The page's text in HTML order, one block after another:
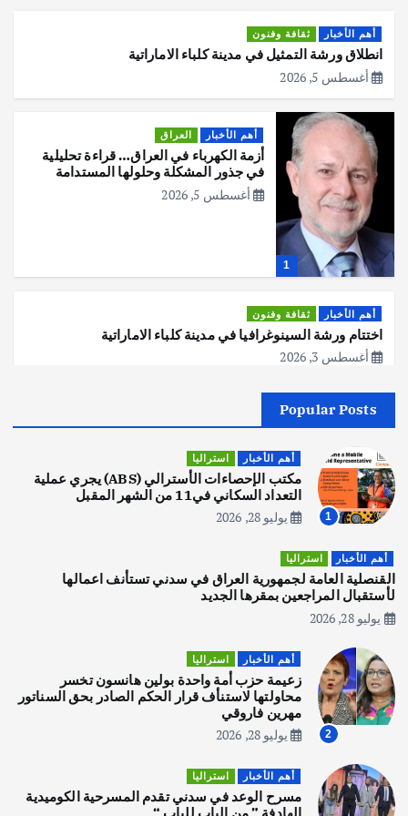
أهم الأخبار ثقافة وفنون
انطلاق ورشة التمثيل في مدينة كلباء الاماراتية
أغسطس 5, 2026
1
أهم الأخبار العراق
أزمة الكهرباء في العراق… قراءة تحليلية
في جذور المشكلة وحلولها المستدامة
أغسطس 5, 2026
أهم الأخبار ثقافة وفنون
اختتام ورشة السينوغرافيا في مدينة كلباء الاماراتية
أغسطس 3, 2026
2
اصبح بطلاً لأستراليا بلعبة كمال الاجسام
يوليو 30, 2026
3
يوليو 30, 2026
4
المقبل
يوليو 28, 2026
أهم الأخبار ثقافة وفنون
انطلاق ورشة التمثيل في مدينة كلباء الاماراتية
أغسطس 5, 2026
Popular Posts
1
أهم الأخبار استراليا
مكتب الإحصاءات الأسترالي (ABS) يجري عملية
التعداد السكاني في11 من الشهر المقبل
يوليو 28, 2026
أهم الأخبار استراليا
القنصلية العامة لجمهورية العراق في سدني تستأنف اعمالها
لأستقبال المراجعين بمقرها الجديد
يوليو 28, 2026
2
أهم الأخبار استراليا
زعيمة حزب أمة واحدة بولين هانسون تخسر
محاولتها لاستنأف قرار الحكم الصادر بحق السناتور
مهرين فاروقي
يوليو 28, 2026
أهم الأخبار استراليا
مسرح الوعد في سدني تقدم المسرحية الكوميدية